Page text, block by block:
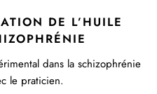
DE L’HUILE
dans la schizophrénie
le praticien.